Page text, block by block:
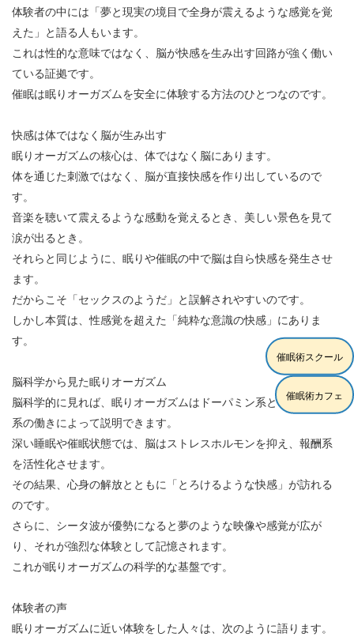
体験者の中には「夢と現実の境目で全身が震えるような感覚を覚
えた」と語る人もいます。
これは性的な意味ではなく、脳が快感を生み出す回路が強く働い
ている証拠です。
催眠は眠りオーガズムを安全に体験する方法のひとつなのです。
快感は体ではなく脳が生み出す
眠りオーガズムの核心は、体ではなく脳にあります。
体を通じた刺激ではなく、脳が直接快感を作り出しているので
す。
音楽を聴いて震えるような感動を覚えるとき、美しい景色を見て
涙が出るとき。
それらと同じように、眠りや催眠の中で脳は自ら快感を発生させ
ます。
だからこそ「セックスのようだ」と誤解されやすいのです。
しかし本質は、性感覚を超えた「純粋な意識の快感」にありま
す。
脳科学から見た眠りオーガズム
脳科学的に見れば、眠りオーガズムはドーパミン系とセロトニン
系の働きによって説明できます。
深い睡眠や催眠状態では、脳はストレスホルモンを抑え、報酬系
を活性化させます。
その結果、心身の解放とともに「とろけるような快感」が訪れる
のです。
さらに、シータ波が優勢になると夢のような映像や感覚が広が
り、それが強烈な体験として記憶されます。
これが眠りオーガズムの科学的な基盤です。
体験者の声
眠りオーガズムに近い体験をした人々は、次のように語ります。
催眠術スクール
催眠術カフェ